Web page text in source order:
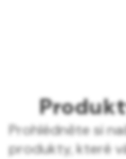
Prohlédněte si
produkty, které